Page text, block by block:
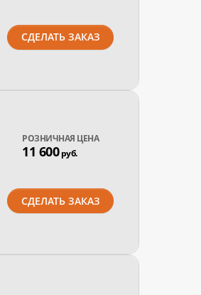
СДЕЛАТЬ ЗАКАЗ
РОЗНИЧНАЯ ЦЕНА
11 600руб.
СДЕЛАТЬ ЗАКАЗ